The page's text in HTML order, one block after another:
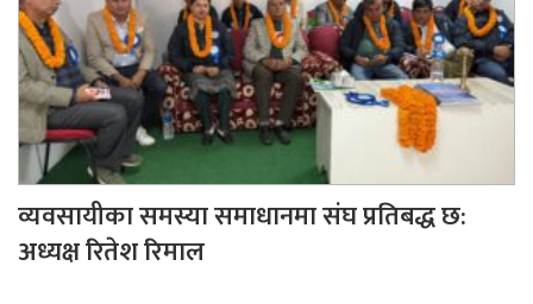
व्यवसायीका समस्या समाधानमा संघ प्रतिबद्ध छ:
अध्यक्ष रितेश रिमाल